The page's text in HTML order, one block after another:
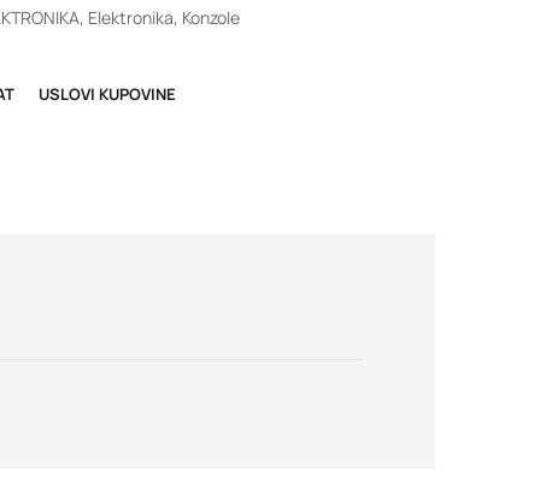
, Elektronika, Konzole
USLOVI KUPOVINE